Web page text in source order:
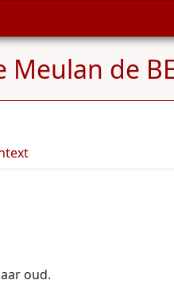
Meulan de
oud.